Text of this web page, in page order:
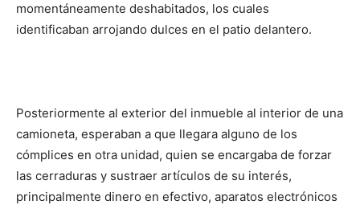
momentáneamente deshabitados, los cuales
identificaban arrojando dulces en el patio delantero.
Posteriormente al exterior del inmueble al interior de una
camioneta, esperaban a que llegara alguno de los
cómplices en otra unidad, quien se encargaba de forzar
las cerraduras y sustraer artículos de su interés,
principalmente dinero en efectivo, aparatos electrónicos